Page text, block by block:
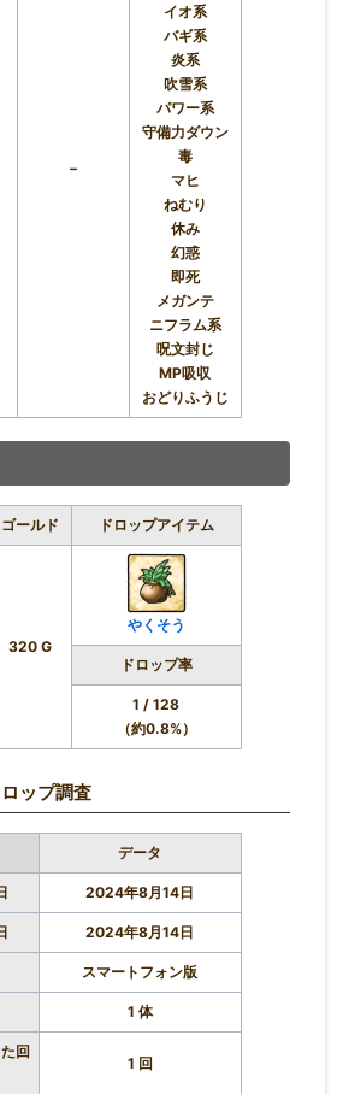
–
イオ系
バギ系
炎系
吹雪系
パワー系
守備力ダウン
毒
マヒ
ねむり
休み
幻惑
即死
メガンテ
ニフラム系
呪文封じ
MP吸収
おどりふうじ
ゴールド ドロップアイテム
320 G
やくそう
ドロップ率
1 / 128
（約0.8%）
ップ調査
データ
2024年8月14日
2024年8月14日
スマートフォン版
1 体
回
1 回